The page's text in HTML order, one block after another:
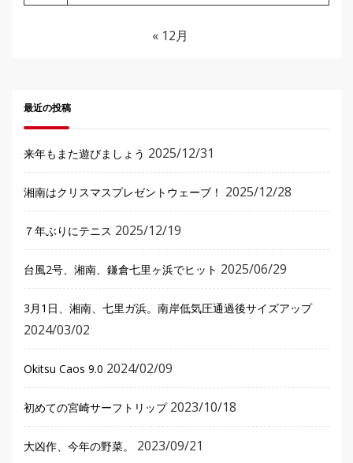
« 12月
最近の投稿
来年もまた遊びましょう 2025/12/31
湘南はクリスマスプレゼントウェーブ！ 2025/12/28
７年ぶりにテニス 2025/12/19
台風2号、湘南、鎌倉七里ヶ浜でヒット 2025/06/29
3月1日、湘南、七里ガ浜。南岸低気圧通過後サイズアップ
2024/03/02
Okitsu Caos 9.0 2024/02/09
初めての宮崎サーフトリップ 2023/10/18
大凶作、今年の野菜。 2023/09/21